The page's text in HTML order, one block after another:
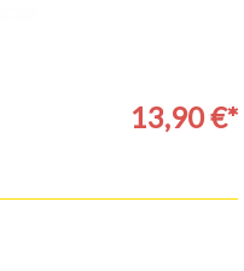
13,90 €*